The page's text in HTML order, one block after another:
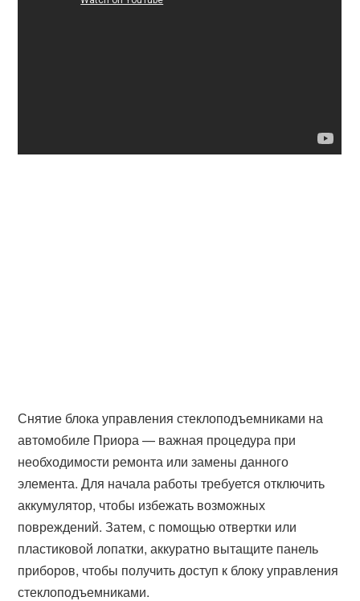
Снятие блока управления стеклоподъемниками на
автомобиле Приора — важная процедура при
необходимости ремонта или замены данного
элемента. Для начала работы требуется отключить
аккумулятор, чтобы избежать возможных
повреждений. Затем, с помощью отвертки или
пластиковой лопатки, аккуратно вытащите панель
приборов, чтобы получить доступ к блоку управления
стеклоподъемниками.